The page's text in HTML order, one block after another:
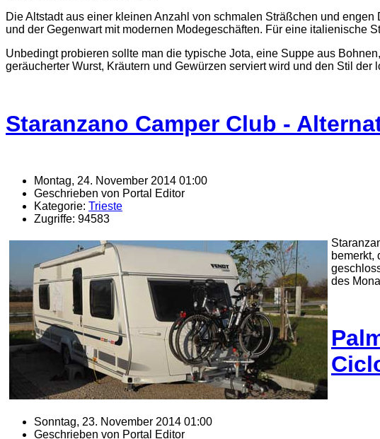
Die Altstadt aus einer kleinen Anzahl von schmalen Sträßchen und
und der Gegenwart mit modernen Modegeschäften. Für eine italienische
Unbedingt probieren sollte man die typische Jota, eine Suppe aus
geräucherter Wurst, Kräutern und Gewürzen serviert wird und den Stil der
Staranzano Camper Club -
Montag, 24. November 2014 01:00
Geschrieben von Portal Editor
Kategorie: Trieste
Zugriffe: 94583
bemerkt,
des
Sonntag, 23. November 2014 01:00
Geschrieben von Portal Editor